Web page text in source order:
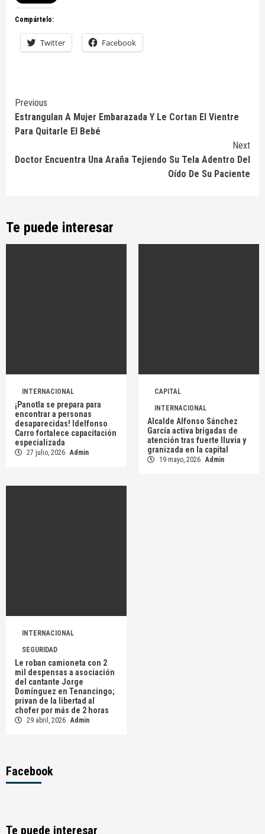
Compártelo:
Twitter Facebook
Continue
Reading
Previous
Estrangulan A Mujer Embarazada Y Le Cortan El Vientre
Para Quitarle El Bebé
Next
Doctor Encuentra Una Araña Tejiendo Su Tela Adentro Del
Oído De Su Paciente
Te puede interesar
INTERNACIONAL
¡Panotla se prepara para
encontrar a personas
desaparecidas! Idelfonso
Carro fortalece capacitación
especializada
27 julio, 2026 Admin
CAPITAL
INTERNACIONAL
Alcalde Alfonso Sánchez
García activa brigadas de
atención tras fuerte lluvia y
granizada en la capital
19 mayo, 2026 Admin
INTERNACIONAL
SEGURIDAD
Le roban camioneta con 2
mil despensas a asociación
del cantante Jorge
Domínguez en Tenancingo;
privan de la libertad al
chofer por más de 2 horas
29 abril, 2026 Admin
Facebook
Te puede interesar